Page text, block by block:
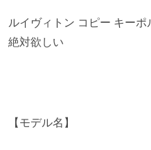
ルイヴィトン コピー キー
絶対欲しい
【モデル名】